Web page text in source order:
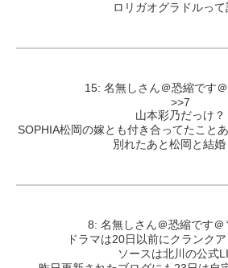
ロリガオグラドルって
15: 名無しさん＠恐縮です
>>7
山本彩乃だっけ？
SOPHIA松岡の嫁とも付き合ってたこと
別れたあと松岡と結婚
8: 名無しさん＠恐縮です＠
ドラマは20日以前にクランク
ソースは北川の公式